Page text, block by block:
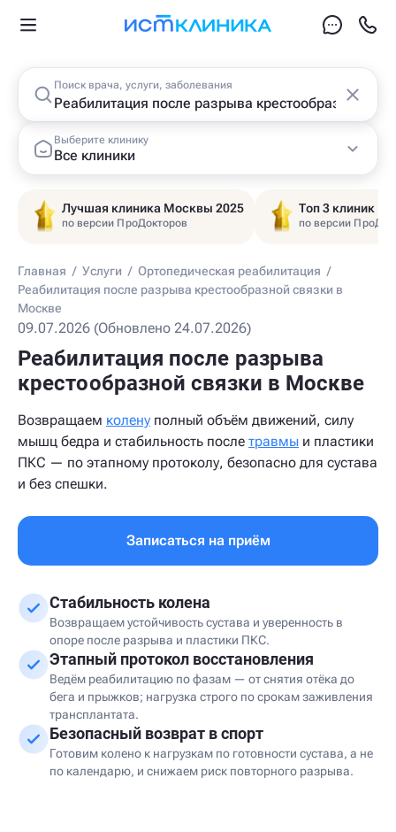
Поиск врача, услуги, заболевания
Выберите клинику
Все клиники
Лучшая клиника Москвы 2025
по версии ПроДокторов
Топ 3 клиник
по версии
Главная / Услуги / Ортопедическая реабилитация /
Реабилитация после разрыва крестообразной связки в
Москве
09.07.2026 (Обновлено 24.07.2026)
Реабилитация после разрыва
крестообразной связки в Москве
Возвращаем колену полный объём движений, силу
мышц бедра и стабильность после травмы и пластики
ПКС — по этапному протоколу, безопасно для сустава
и без спешки.
Записаться на приём
Стабильность колена
Возвращаем устойчивость сустава и уверенность в
опоре после разрыва и пластики ПКС.
Этапный протокол восстановления
Ведём реабилитацию по фазам — от снятия отёка до
бега и прыжков; нагрузка строго по срокам заживления
трансплантата.
Безопасный возврат в спорт
Готовим колено к нагрузкам по готовности сустава, а не
по календарю, и снижаем риск повторного разрыва.